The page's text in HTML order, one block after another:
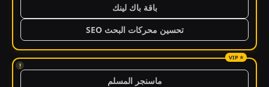
باقة باك لينك
تحسين محركات البحث SEO
!
ماسنجر المسلم